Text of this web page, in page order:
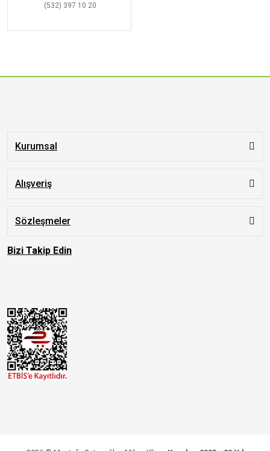
(532) 397 10 20
Kurumsal
Alışveriş
Sözleşmeler
Bizi Takip Edin